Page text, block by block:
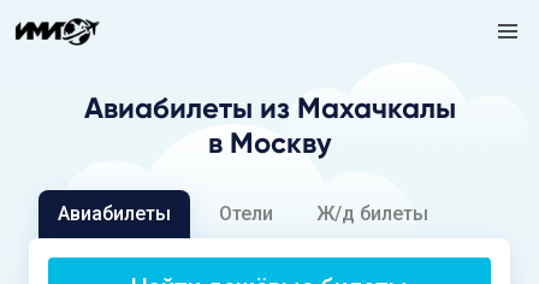
Авиабилеты из Махачкалы
в Москву
Авиабилеты Отели Ж/д билеты